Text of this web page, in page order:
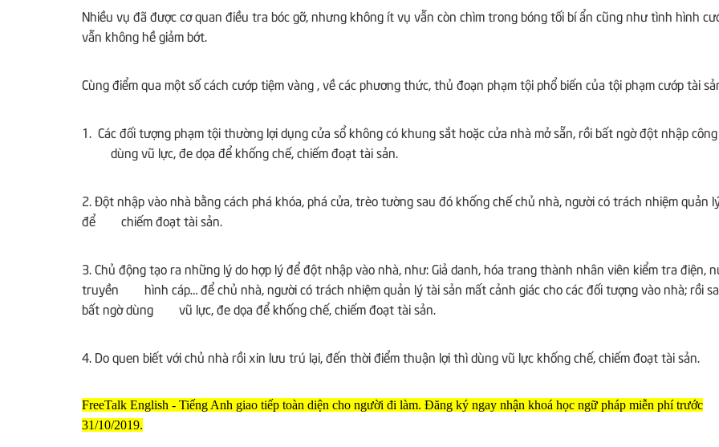
Nhiều vụ đã được cơ quan điều tra bóc gỡ, nhưng không ít vụ vẫn còn chìm trong bóng tối bí ẩn cũng như tình hình
vẫn không hề giảm bớt.
Cùng điểm qua một số cách cướp tiệm vàng , về các phương thức, thủ đoạn phạm tội phổ biến của tội phạm cướp tài
1. Các đối tượng phạm tội thường lợi dụng cửa sổ không có khung sắt hoặc cửa nhà mở sẵn, rồi bất ngờ đột nhập
dùng vũ lực, đe dọa để khống chế, chiếm đoạt tài sản.
2. Đột nhập vào nhà bằng cách phá khóa, phá cửa, trèo tường sau đó khống chế chủ nhà, người có trách nhiệm quản
để chiếm đoạt tài sản.
3. Chủ động tạo ra những lý do hợp lý để đột nhập vào nhà, như: Giả danh, hóa trang thành nhân viên kiểm tra điện,
truyền hình cáp… để chủ nhà, người có trách nhiệm quản lý tài sản mất cảnh giác cho các đối tượng vào nhà; rồi
bất ngờ dùng vũ lực, đe dọa để khống chế, chiếm đoạt tài sản.
4. Do quen biết với chủ nhà rồi xin lưu trú lại, đến thời điểm thuận lợi thì dùng vũ lực khống chế, chiếm đoạt tài sản.
FreeTalk English - Tiếng Anh giao tiếp toàn diện cho người đi làm. Đăng ký ngay nhận khoá học ngữ pháp miễn phí trước
31/10/2019.